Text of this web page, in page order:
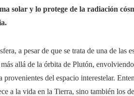
solar y lo protege de la radiación
a pesar de que se trata de una de las
allá de la órbita de Plutón,
del espacio interestelar.
a la vida en la Tierra, sino también los